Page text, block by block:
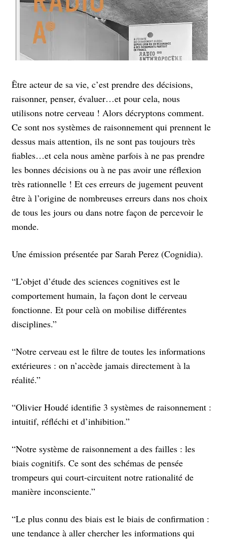
Être acteur de sa vie, c’est prendre des décisions,
raisonner, penser, évaluer…et pour cela, nous
utilisons notre cerveau ! Alors décryptons comment.
Ce sont nos systèmes de raisonnement qui prennent le
dessus mais attention, ils ne sont pas toujours très
fiables…et cela nous amène parfois à ne pas prendre
les bonnes décisions ou à ne pas avoir une réflexion
très rationnelle ! Et ces erreurs de jugement peuvent
être à l’origine de nombreuses erreurs dans nos choix
de tous les jours ou dans notre façon de percevoir le
monde.
Une émission présentée par Sarah Perez (Cognidia).
“L’objet d’étude des sciences cognitives est le
comportement humain, la façon dont le cerveau
fonctionne. Et pour celà on mobilise différentes
disciplines.”
“Notre cerveau est le filtre de toutes les informations
extérieures : on n’accède jamais directement à la
réalité.”
“Olivier Houdé identifie 3 systèmes de raisonnement :
intuitif, réfléchi et d’inhibition.”
“Notre système de raisonnement a des failles : les
biais cognitifs. Ce sont des schémas de pensée
trompeurs qui court-circuitent notre rationalité de
manière inconsciente.”
“Le plus connu des biais est le biais de confirmation :
une tendance à aller chercher les informations qui